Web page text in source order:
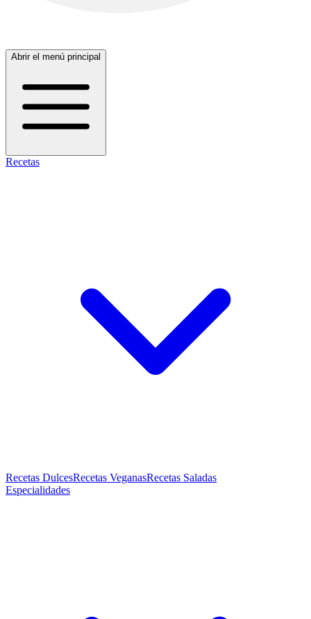
Abrir el menú principal
Recetas
Recetas DulcesRecetas VeganasRecetas Saladas
Especialidades